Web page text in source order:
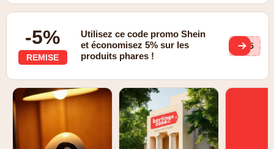
-5%
REMISE
Utilisez ce code promo Shein
et économisez 5% sur les
produits phares !
UP5